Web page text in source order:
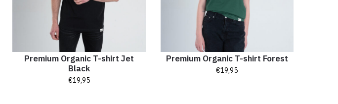
Premium Organic T-shirt Jet
Black
€19,95
Premium Organic T-shirt Forest
€19,95